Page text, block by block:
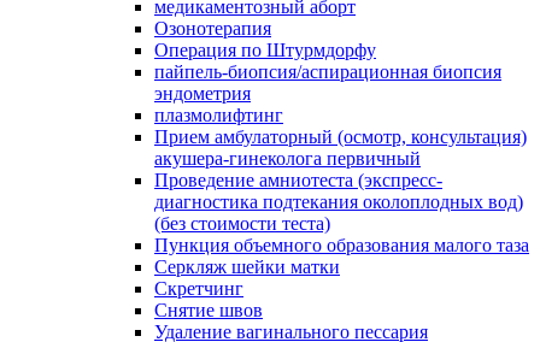
медикаментозный аборт
Озонотерапия
Операция по Штурмдорфу
пайпель-биопсия/аспирационная биопсия
эндометрия
плазмолифтинг
Прием амбулаторный (осмотр, консультация)
акушера-гинеколога первичный
Проведение амниотеста (экспресс-
диагностика подтекания околоплодных вод)
(без стоимости теста)
Пункция объемного образования малого таза
Серкляж шейки матки
Скретчинг
Снятие швов
Удаление вагинального пессария